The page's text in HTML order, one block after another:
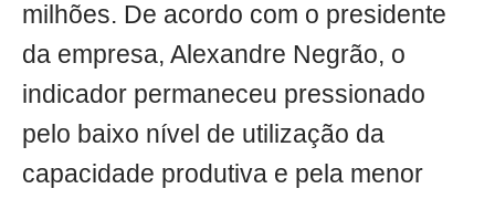
milhões. De acordo com o presidente
da empresa, Alexandre Negrão, o
indicador permaneceu pressionado
pelo baixo nível de utilização da
capacidade produtiva e pela menor